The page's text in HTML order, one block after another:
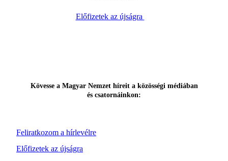
Előfizetek az újságra
Feliratkozom a hírlevélre
Kövesse a Magyar Nemzet híreit a közösségi médiában
és csatornáinkon:
Előfizetek az újságra